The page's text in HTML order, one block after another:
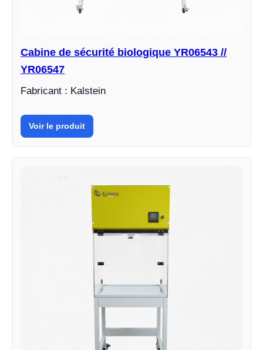
Cabine de sécurité biologique YR06543 //
YR06547
Fabricant : Kalstein
Voir le produit